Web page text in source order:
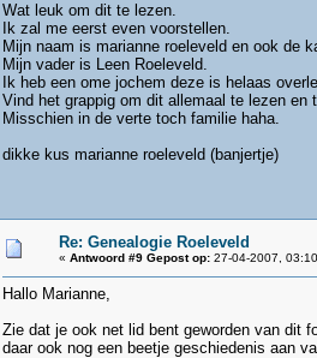
Wat leuk om dit te lezen.
Ik zal me eerst even voorstellen.
Mijn naam is marianne roeleveld en ook de
Mijn vader is Leen Roeleveld.
Ik heb een ome jochem deze is helaas
Vind het grappig om dit allemaal te lezen
Misschien in de verte toch familie haha.
dikke kus marianne roeleveld (banjertje)
Re: Genealogie Roeleveld
« Antwoord #9 Gepost op:27-04-2007,
Hallo Marianne,
Zie dat je ook net lid bent geworden van dit
daar ook nog een beetje geschiedenis aan